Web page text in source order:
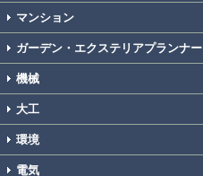
マンション
ガーデン・エクステリアプランナー
機械
大工
環境
電気